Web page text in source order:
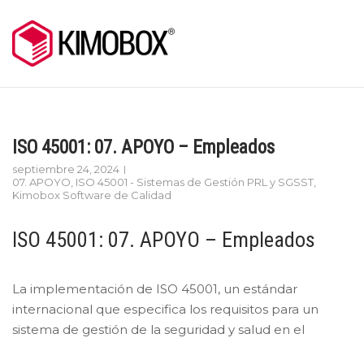
to
content
ISO 45001: 07. APOYO – Empleados
septiembre 24, 2024
07. APOYO ISO 45001 - Sistemas de Gestión PRL y SGSST
Kimobox Software de Calidad
ISO 45001: 07. APOYO – Empleados
La implementación de ISO 45001, un estándar
internacional que especifica los requisitos para un
sistema de gestión de la seguridad y salud en el